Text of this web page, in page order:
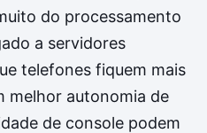
do processamento
a servidores
telefones fiquem mais
melhor autonomia de
de console podem